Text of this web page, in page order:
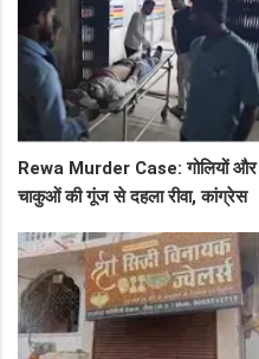
Rewa Murder Case: गोलियों और
चाकुओं की गूंज से दहला रीवा, कांग्रेस
गिरफ्तार!